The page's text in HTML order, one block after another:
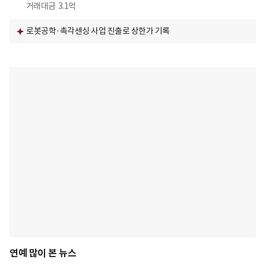
거래대금 3.1억
로봇공학·촉각센싱 사업 진출로 상한가 기록
연예 많이 본 뉴스